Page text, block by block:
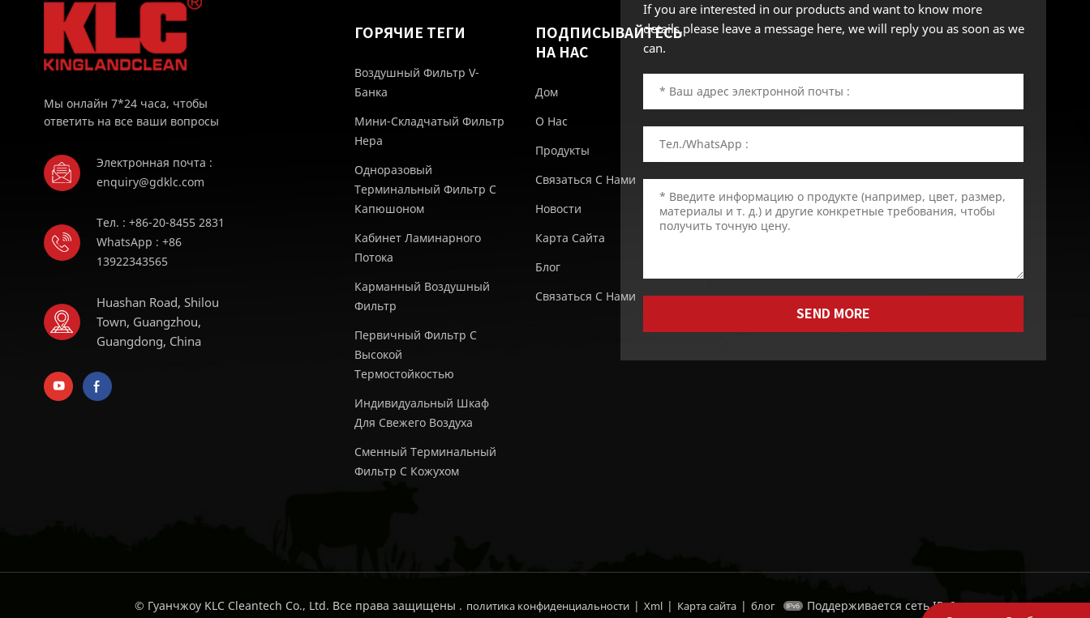
Мы онлайн 7*24 часа, чтобы
ответить на все ваши вопросы
Электронная почта :
enquiry@gdklc.com
Тел. : +86-20-8455 2831
WhatsApp : +86
13922343565
Huashan Road, Shilou
Town, Guangzhou,
Guangdong, China
ГОРЯЧИЕ ТЕГИ
Воздушный Фильтр V-
Банка
Мини-Складчатый Фильтр
Hepa
Одноразовый
Терминальный Фильтр С
Капюшоном
Кабинет Ламинарного
Потока
Карманный Воздушный
Фильтр
Первичный Фильтр С
Высокой
Термостойкостью
Индивидуальный Шкаф
Для Свежего Воздуха
Сменный Терминальный
Фильтр С Кожухом
ПОДПИСЫВАЙТЕСЬ
НА НАС
Дом
О Нас
Продукты
Связаться С Нами
Новости
Карта Сайта
Блог
Связаться С Нами
If you are interested in our products and want to know more
details,please leave a message here, we will reply you as soon as we
can.
SEND MORE
© Гуанчжоу KLC Cleantech Co., Ltd. Все права защищены . политика конфиденциальности | Xml | Карта сайта | блог Поддерживается сеть IPv6